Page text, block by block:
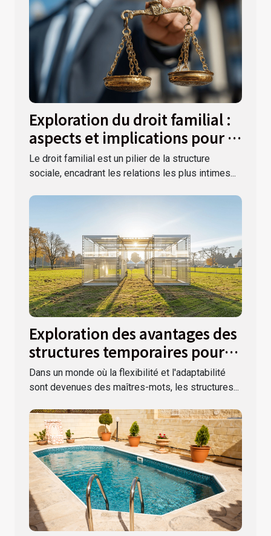
Exploration du droit familial :
aspects et implications pour la
société
Le droit familial est un pilier de la structure
sociale, encadrant les relations les plus intimes...
Exploration des avantages des
structures temporaires pour
événements extérieurs
Dans un monde où la flexibilité et l'adaptabilité
sont devenues des maîtres-mots, les structures...